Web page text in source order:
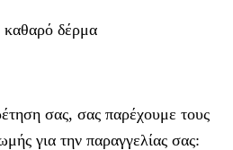
δέρμα
σας, σας παρέχουμε τους
για την παραγγελίας σας: